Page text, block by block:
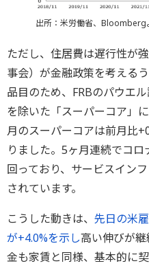
出所：米労働省、Bloomberg
ただし、住居費は遅行性が
事会）が金融政策を考える
品目のため、FRBのパウエ
を除いた「スーパーコア」
月のスーパーコアは前月比
りました。5ヶ月連続でコ
回っており、サービスイン
されています。
こうした動きは、 先日の米
が+4.0%を示し高い伸びが
金も家賃と同様、基本的に